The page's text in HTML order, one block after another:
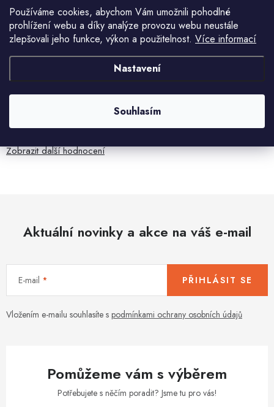
Používáme cookies, abychom Vám umožnili pohodlné
prohlížení webu a díky analýze provozu webu neustále
zlepšovali jeho funkce, výkon a použitelnost. Více informací
Nastavení
Souhlasím
Gabriela Březinová Vágnerová
5.8.2026
Velmi rychlé odeslání. Spokojenost
5.8.2026
Je sice větší ale vypadá dobře
Zobrazit další hodnocení
Aktuální novinky a akce na váš e-mail
E-mail
Vložením e-mailu souhlasíte s podmínkami ochrany osobních údajů
PŘIHLÁSIT SE
Pomůžeme vám s výběrem
Potřebujete s něčím poradit? Jsme tu pro vás!